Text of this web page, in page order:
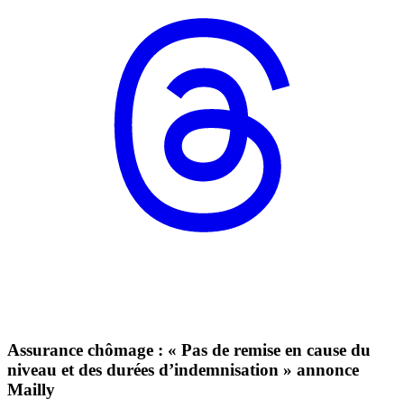
Assurance chômage : « Pas de remise en cause du
niveau et des durées d’indemnisation » annonce
Mailly